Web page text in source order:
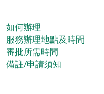
如何辦理
服務辦理地點及時間
審批所需時間
備註/申請須知